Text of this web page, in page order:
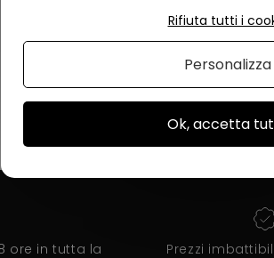
ore in tutta la
Prezzi
Ok, accetta
Rifiuta tutti i
Personalizza